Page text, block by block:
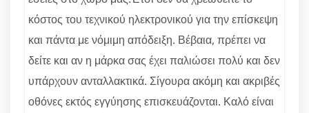
κόστος του τεχνικού ηλεκτρονικού για την επίσκεψη
και πάντα με νόμιμη απόδειξη. Βέβαια, πρέπει να
δείτε και αν η μάρκα σας έχει παλιώσει πολύ και δεν
υπάρχουν ανταλλακτικά. Σίγουρα ακόμη και ακριβές
οθόνες εκτός εγγύησης επισκευάζονται. Καλό είναι